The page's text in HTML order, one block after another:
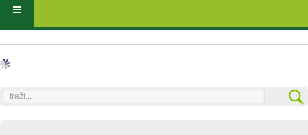
traži...